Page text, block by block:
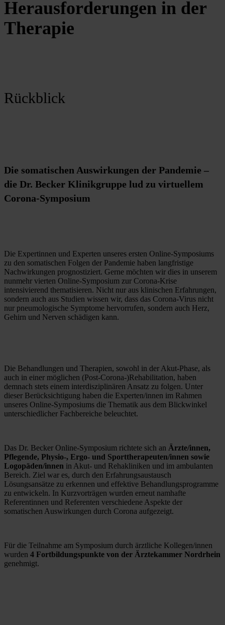
Herausforderungen in der
Therapie
Rückblick
Die somatischen Auswirkungen der Pandemie –
die Dr. Becker Klinikgruppe lud zu virtuellem
Corona-Symposium
Die Expertinnen und Experten unseres ersten Online-Symposiums
zu den somatischen Folgen der Pandemie haben langfristige
Nachwirkungen prognostiziert. Gerne möchten wir dies in unserem
nunmehr vierten Online-Symposium zur Corona-Krise
intensivierend thematisieren. Nicht nur aus klinischen Erfahrungen,
sondern auch aus Studien wissen wir, dass das Corona-Virus nicht
nur pneumologische Symptome hervorrufen, sondern auch Herz,
Gehirn und Nerven schädigen kann.
Die Behandlungen und Therapien, sowohl in der Akut-Phase, als
auch in einer möglichen (Post-Corona-)Rehabilitation, haben
demnach stets einem interdisziplinären Ansatz zu folgen. Unter
dieser Berücksichtigung haben die Experten/innen im Rahmen
unseres Online-Symposiums die Thematik aus dem Blickwinkel
unterschiedlicher Fachbereiche beleuchtet.
Das Dr. Becker Online-Symposium richtete sich an Ärzte/innen,
Pflegende, Physio-, Ergo- und Sporttherapeuten/innen sowie
Logopäden/innen in Akut- und Rehakliniken und im ambulanten
Bereich. Ziel war es, durch den Erfahrungsaustausch
Lösungsansätze zu erkennen und effektive Behandlungsprogramme
zu entwickeln. In Kurzvorträgen wurden erneut namhafte
Referentinnen und Referenten verschiedene Aspekte der
somatischen Auswirkungen durch Corona aufgezeigt.
Für die Teilnahme am Symposium durch ärztliche Kollegen/innen
wurden
genehmigt.